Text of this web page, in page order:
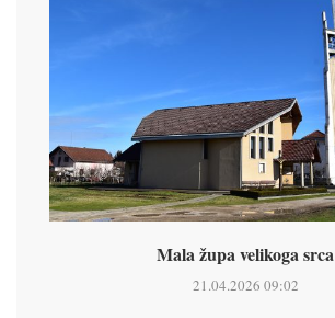
Mala župa velikoga srca
21.04.2026 09:02